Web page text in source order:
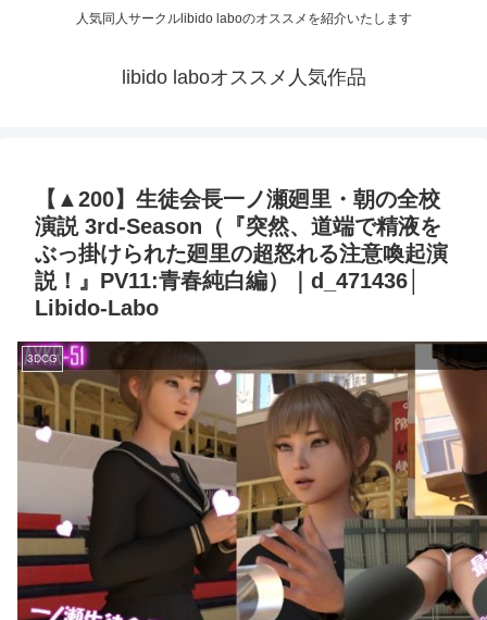
人気同人サークルlibido laboのオススメを紹介いたします
libido laboオススメ人気作品
【▲200】生徒会長一ノ瀬廻里・朝の全校
演説 3rd-Season（『突然、道端で精液を
ぶっ掛けられた廻里の超怒れる注意喚起演
説！』PV11:青春純白編）｜d_471436│
Libido-Labo
3DCG